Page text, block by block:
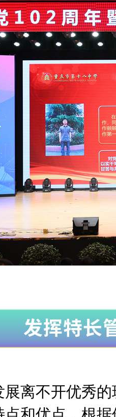
展离不开优秀